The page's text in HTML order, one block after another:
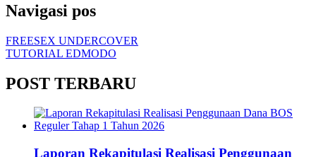
Navigasi pos
FREESEX UNDERCOVER
TUTORIAL EDMODO
POST TERBARU
Laporan Rekapitulasi Realisasi Penggunaan